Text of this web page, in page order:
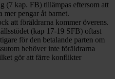
(7 kap. FB) tillämpas eftersom att
mer pengar åt barnet.
att föräldrarna kommer överens.
(kap 17-19 SFB) oftast
för den betalande parten om
behöver inte föräldrarna
gör att färre konflikter